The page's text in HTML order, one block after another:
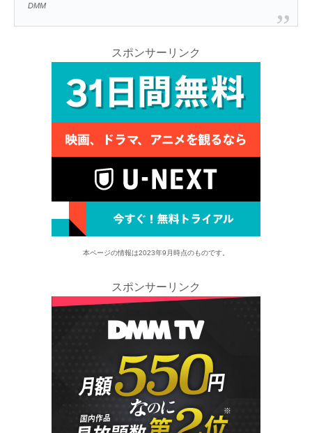
DMM
スポンサーリンク
本ページの情報は2023年9月時点のものです。
スポンサーリンク